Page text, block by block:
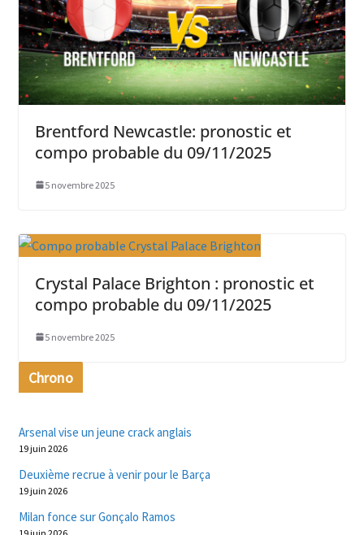
Brentford Newcastle: pronostic et
compo probable du 09/11/2025
5 novembre 2025
Crystal Palace Brighton : pronostic et
compo probable du 09/11/2025
5 novembre 2025
Chrono
Arsenal vise un jeune crack anglais
19 juin 2026
Deuxième recrue à venir pour le Barça
19 juin 2026
Milan fonce sur Gonçalo Ramos